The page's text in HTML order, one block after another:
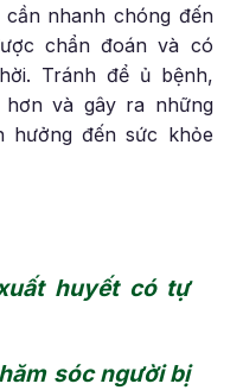
nhanh chóng đến
chẩn đoán và có
Tránh để ủ bệnh,
hơn và gây ra những
hưởng đến sức khỏe
huyết có tự
sóc người bị